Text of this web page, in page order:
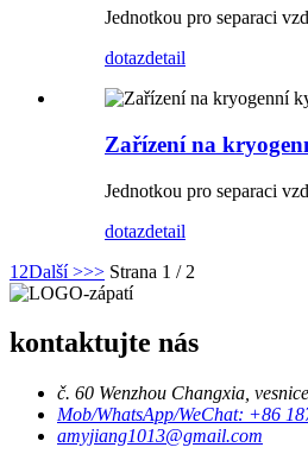
Jednotkou pro separaci
dotazdetail
Zařízení na
Jednotkou pro separaci
dotazdetail
1 2Další >>> Strana 1 / 2
kontaktujte nás
č. 60 Wenzhou Changxia,
Mob/WhatsApp/WeChat: +86
amyjiang1013@gmail.com